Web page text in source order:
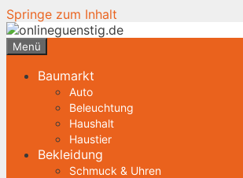
Springe zum Inhalt
Menü
Baumarkt
Auto
Beleuchtung
Haushalt
Haustier
Bekleidung
Schmuck & Uhren